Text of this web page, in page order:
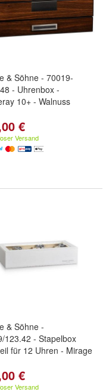
& Söhne - 70019-
- Uhrenbox -
10+ - Walnuss
€
Versand
& Söhne -
123.42 - Stapelbox
für 12 Uhren - Mirage
€
Versand